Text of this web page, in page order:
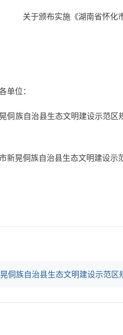
关于颁布实施《湖南省怀
单位：
侗族自治县生态文明建设示范
新晃侗族自治县生态文明建设示
侗族自治县生态文明建设示范